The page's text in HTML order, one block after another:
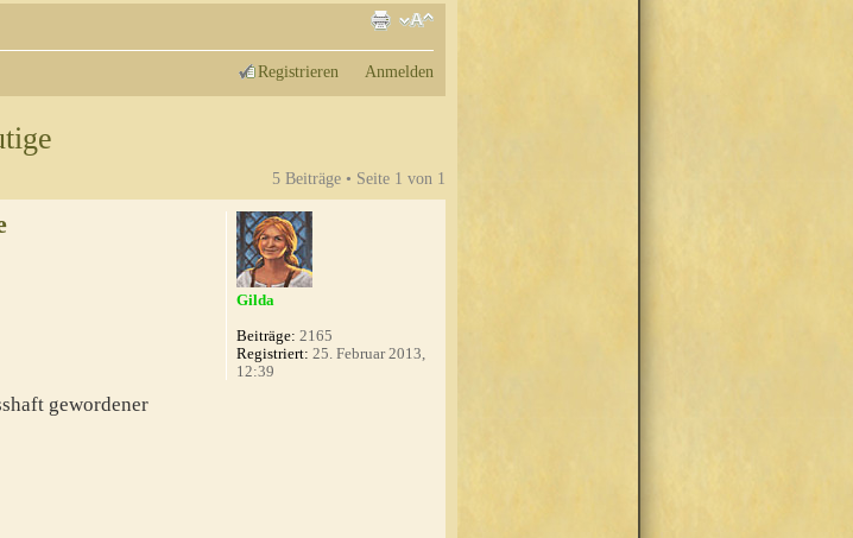
Registrieren Anmelden
5 Beiträge • Seite 1 von 1
gewordener
Gilda
Beiträge: 2165
Registriert: 25. Februar 2013,
12:39